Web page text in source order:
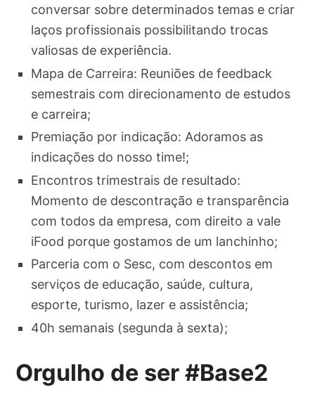
conversar sobre determinados temas e criar
laços profissionais possibilitando trocas
valiosas de experiência.
Mapa de Carreira: Reuniões de feedback
semestrais com direcionamento de estudos
e carreira;
Premiação por indicação: Adoramos as
indicações do nosso time!;
Encontros trimestrais de resultado:
Momento de descontração e transparência
com todos da empresa, com direito a vale
iFood porque gostamos de um lanchinho;
Parceria com o Sesc, com descontos em
serviços de educação, saúde, cultura,
esporte, turismo, lazer e assistência;
40h semanais (segunda à sexta);
Orgulho de ser #Base2